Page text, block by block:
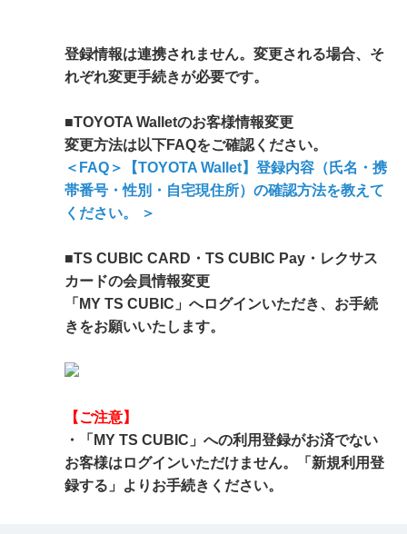
登録情報は連携されません。変更される場合、そ
れぞれ変更手続きが必要です。
■TOYOTA Walletのお客様情報変更
変更方法は以下FAQをご確認ください。
＜FAQ＞【TOYOTA Wallet】登録内容（氏名・携
帯番号・性別・自宅現住所）の確認方法を教えて
ください。 ＞
■TS CUBIC CARD・TS CUBIC Pay・レクサス
カードの会員情報変更
「MY TS CUBIC」へログインいただき、お手続
きをお願いいたします。
【ご注意】
・「MY TS CUBIC」への利用登録がお済でない
お客様はログインいただけません。「新規利用登
録する」よりお手続きください。